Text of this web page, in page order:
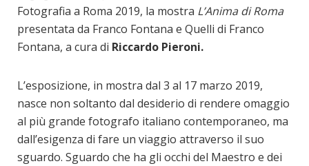
Fotografia a Roma 2019, la mostra L’Anima di Roma
presentata da Franco Fontana e Quelli di Franco
Fontana, a cura di Riccardo Pieroni.
L’esposizione, in mostra dal 3 al 17 marzo 2019,
nasce non soltanto dal desiderio di rendere omaggio
al più grande fotografo italiano contemporaneo, ma
dall’esigenza di fare un viaggio attraverso il suo
sguardo. Sguardo che ha gli occhi del Maestro e dei